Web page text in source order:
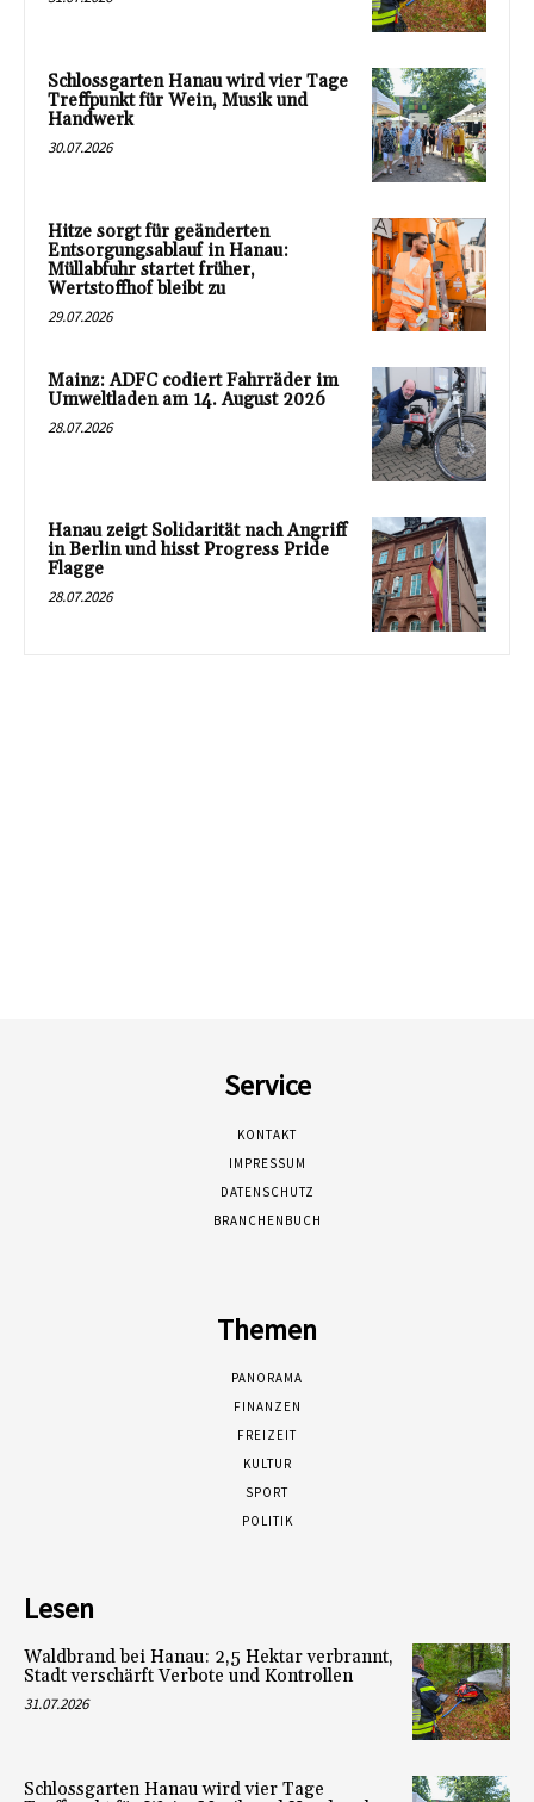
Schlossgarten Hanau wird vier Tage
Treffpunkt für Wein, Musik und
Handwerk
30.07.2026
Hitze sorgt für geänderten
Entsorgungsablauf in Hanau:
Müllabfuhr startet früher,
Wertstoffhof bleibt zu
29.07.2026
Mainz: ADFC codiert Fahrräder im
Umweltladen am 14. August 2026
28.07.2026
Hanau zeigt Solidarität nach Angriff
in Berlin und hisst Progress Pride
Flagge
28.07.2026
Service
KONTAKT
IMPRESSUM
DATENSCHUTZ
BRANCHENBUCH
Themen
PANORAMA
FINANZEN
FREIZEIT
KULTUR
SPORT
POLITIK
Lesen
Waldbrand bei Hanau: 2,5 Hektar verbrannt,
Stadt verschärft Verbote und Kontrollen
31.07.2026
Schlossgarten Hanau wird vier Tage